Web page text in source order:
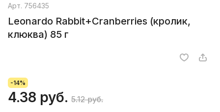
Арт. 756435
Leonardo Rabbit+Cranberries (кролик,
клюква) 85 г
-14%
4.38 руб. 5.12 руб.